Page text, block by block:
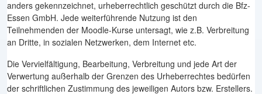
anders gekennzeichnet, urheberrechtlich geschützt durch die Bfz-
Essen GmbH. Jede weiterführende Nutzung ist den
Teilnehmenden der Moodle-Kurse untersagt, wie z.B. Verbreitung
an Dritte, in sozialen Netzwerken, dem Internet etc.
Die Vervielfältigung, Bearbeitung, Verbreitung und jede Art der
Verwertung außerhalb der Grenzen des Urheberrechtes bedürfen
der schriftlichen Zustimmung des jeweiligen Autors bzw. Erstellers.